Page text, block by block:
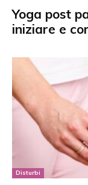
Yoga post
iniziare e
Disturbi